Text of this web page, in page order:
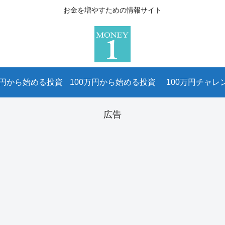
お金を増やすための情報サイト
から始める投資 100万円から始める投資 100万円チャレ
広告